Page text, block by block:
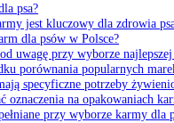
psa?
jest kluczowy dla zdrowia
dla psów w Polsce?
uwagę przy wyborze
porównania popularnych
specyficzne potrzeby
oznaczenia na opakowaniach
przy wyborze karmy dla